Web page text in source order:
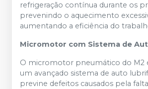
refrigeração contínua durante os
prevenindo o aquecimento
aumentando a eficiência do
Micromotor com Sistema de
O micromotor pneumático do M2
um avançado sistema de auto
previne defeitos causados pela